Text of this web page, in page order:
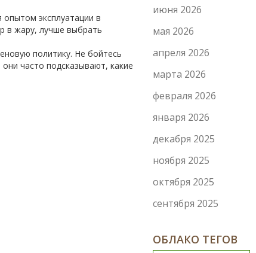
эксплуатации в
в жару, лучше выбрать
политику. Не бойтесь
часто подсказывают, какие
июня 2026
мая 2026
апреля 2026
марта 2026
февраля 2026
января 2026
декабря 2025
ноября 2025
октября 2025
сентября 2025
ОБЛАКО ТЕГОВ